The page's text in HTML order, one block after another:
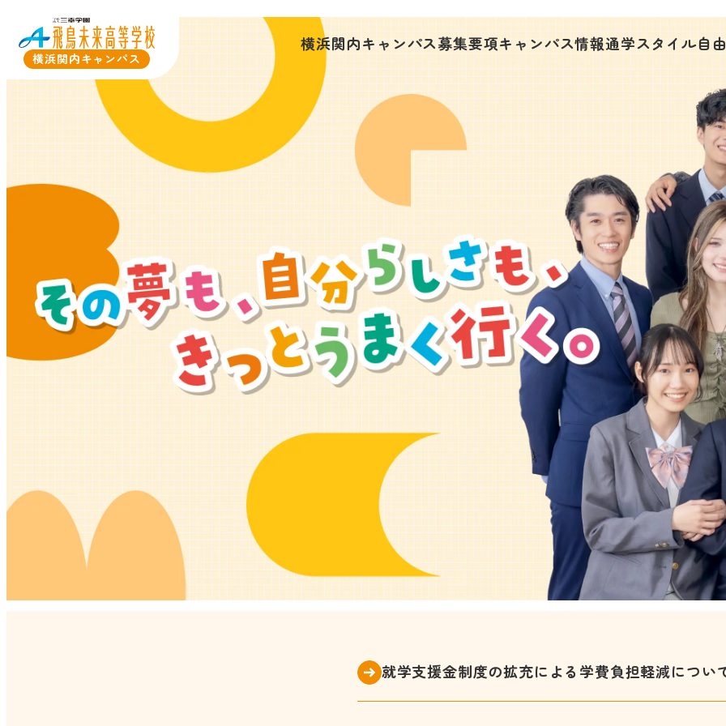
横浜関内キャンパス
横浜関内キャンパス募集要項キャンパス情報通学スタイル自
就学支援金制度の拡充による 学費負担軽減につい